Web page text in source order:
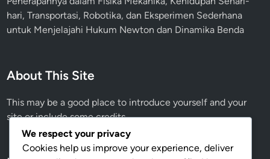
hari, Transportasi, Robotika, dan Eksperimen Sederhana
untuk Menjelajahi Hukum Newton dan Dinamika Benda
About This Site
This may be a good place to introduce yourself and your
site or include some credits.
We respect your privacy
Cookies help us improve your experience, deliver